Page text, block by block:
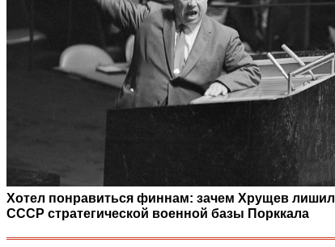
Хотел понравиться финнам: зачем Хрущев лишил
СССР стратегической военной базы Порккала